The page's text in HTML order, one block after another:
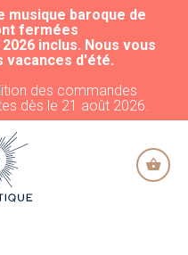
PRINCIPAL
musique baroque de
fermées
inclus. Nous vous
vacances d'été.
des commandes
dès le 21 août 2026.